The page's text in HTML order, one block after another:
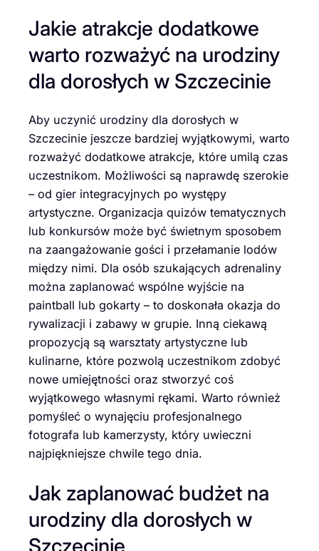
Jakie atrakcje dodatkowe
warto rozważyć na urodziny
dla dorosłych w Szczecinie
Aby uczynić urodziny dla dorosłych w
Szczecinie jeszcze bardziej wyjątkowymi, warto
rozważyć dodatkowe atrakcje, które umilą czas
uczestnikom. Możliwości są naprawdę szerokie
– od gier integracyjnych po występy
artystyczne. Organizacja quizów tematycznych
lub konkursów może być świetnym sposobem
na zaangażowanie gości i przełamanie lodów
między nimi. Dla osób szukających adrenaliny
można zaplanować wspólne wyjście na
paintball lub gokarty – to doskonała okazja do
rywalizacji i zabawy w grupie. Inną ciekawą
propozycją są warsztaty artystyczne lub
kulinarne, które pozwolą uczestnikom zdobyć
nowe umiejętności oraz stworzyć coś
wyjątkowego własnymi rękami. Warto również
pomyśleć o wynajęciu profesjonalnego
fotografa lub kamerzysty, który uwieczni
najpiękniejsze chwile tego dnia.
Jak zaplanować budżet na
urodziny dla dorosłych w
Szczecinie